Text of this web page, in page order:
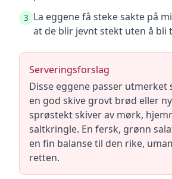
3 La eggene få steke sakte på
at de blir jevnt stekt uten å bli
Serveringsforslag
Disse eggene passer utmerket
en god skive grovt brød eller
sprøstekt skiver av mørk,
saltkringle. En fersk, grønn
en fin balanse til den rike,
retten.